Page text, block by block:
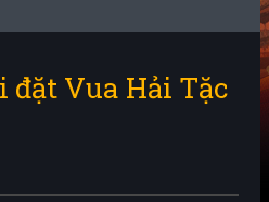
đặt Vua Hải Tặc